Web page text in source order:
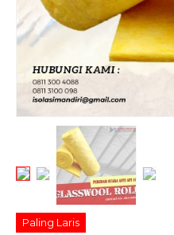
Paling Laris